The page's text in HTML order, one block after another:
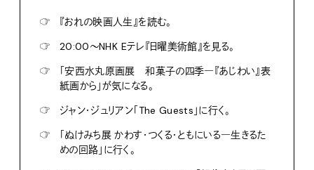
☞
『おれの映画人生』を読む。
☞
20:00〜NHK Eテレ『日曜美術館』を見る。
☞
「安西水丸原画展 和菓子の四季―『あじわい』表
紙画から」が気になる。
☞
ジャン・ジュリアン「The Guests」に行く。
☞
「ぬけみち展 かわす・つくる・ともにいる―生きるた
めの回路」に行く。